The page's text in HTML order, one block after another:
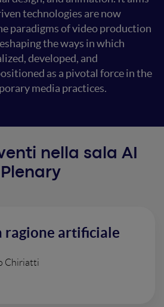
technologies are now
paradigms of video production
the ways in which
developed, and
as a pivotal force in the
media practices.
nella sala AI
Plenary
ragione artificiale
Chiriatti